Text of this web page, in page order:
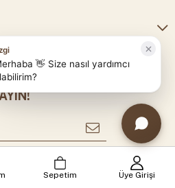
FIRSATLARI
Sepetim Üye Girişi